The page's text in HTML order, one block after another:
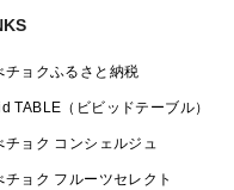
チョクふるさと納税
TABLE（ビビッドテーブル）
チョク コンシェルジュ
チョク フルーツセレクト